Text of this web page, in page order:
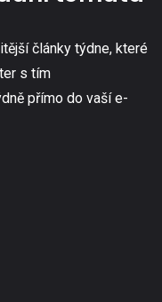
články týdne, které
s tím
přímo do vaší e-